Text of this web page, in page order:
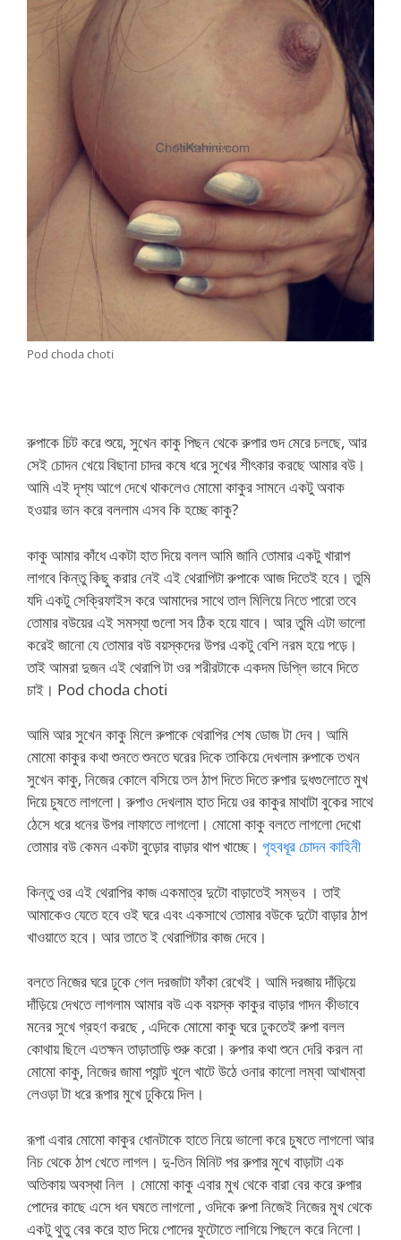
Pod choda choti
রুপাকে চিট করে শুয়ে, সুখেন কাকু পিছন থেকে রুপার গুদ মেরে চলছে, আর
সেই চোদন খেয়ে বিছানা চাদর কষে ধরে সুখের শীৎকার করছে আমার বউ।
আমি এই দৃশ্য আগে দেখে থাকলেও মোমো কাকুর সামনে একটু অবাক
হওয়ার ভান করে বললাম এসব কি হচ্ছে কাকু?
কাকু আমার কাঁধে একটা হাত দিয়ে বলল আমি জানি তোমার একটু খারাপ
লাগবে কিন্তু কিছু করার নেই এই থেরাপিটা রুপাকে আজ দিতেই হবে। তুমি
যদি একটু সেক্রিফাইস করে আমাদের সাথে তাল মিলিয়ে নিতে পারো তবে
তোমার বউয়ের এই সমস্যা গুলো সব ঠিক হয়ে যাবে। আর তুমি এটা ভালো
করেই জানো যে তোমার বউ বয়স্কদের উপর একটু বেশি নরম হয়ে পড়ে।
তাই আমরা দুজন এই থেরাপি টা ওর শরীরটাকে একদম ডিপ্লি ভাবে দিতে
চাই। Pod choda choti
আমি আর সুখেন কাকু মিলে রুপাকে থেরাপির শেষ ডোজ টা দেব। আমি
মোমো কাকুর কথা শুনতে শুনতে ঘরের দিকে তাকিয়ে দেখলাম রুপাকে তখন
সুখেন কাকু, নিজের কোলে বসিয়ে তল ঠাপ দিতে দিতে রুপার দুধগুলোতে মুখ
দিয়ে চুষতে লাগলো। রুপাও দেখলাম হাত দিয়ে ওর কাকুর মাথাটা বুকের সাথে
ঠেসে ধরে ধনের উপর লাফাতে লাগলো। মোমো কাকু বলতে লাগলো দেখো
তোমার বউ কেমন একটা বুড়োর বাড়ার থাপ খাচ্ছে। গৃহবধূর চোদন কাহিনী
কিন্তু ওর এই থেরাপির কাজ একমাত্র দুটো বাড়াতেই সম্ভব । তাই
আমাকেও যেতে হবে ওই ঘরে এবং একসাথে তোমার বউকে দুটো বাড়ার ঠাপ
খাওয়াতে হবে। আর তাতে ই থেরাপিটার কাজ দেবে।
বলতে নিজের ঘরে ঢুকে গেল দরজাটা ফাঁকা রেখেই। আমি দরজায় দাঁড়িয়ে
দাঁড়িয়ে দেখতে লাগলাম আমার বউ এক বয়স্ক কাকুর বাড়ার গাদন কীভাবে
মনের সুখে গ্রহণ করছে , এদিকে মোমো কাকু ঘরে ঢুকতেই রুপা বলল
কোথায় ছিলে এতক্ষন তাড়াতাড়ি শুরু করো। রুপার কথা শুনে দেরি করল না
মোমো কাকু, নিজের জামা প্যান্ট খুলে খাটে উঠে ওনার কালো লম্বা আখাম্বা
লেওড়া টা ধরে রূপার মুখে ঢুকিয়ে দিল।
রূপা এবার মোমো কাকুর ধোনটাকে হাতে নিয়ে ভালো করে চুষতে লাগলো আর
নিচ থেকে ঠাপ খেতে লাগল। দু-তিন মিনিট পর রুপার মুখে বাড়াটা এক
অতিকায় অবস্থা নিল । মোমো কাকু এবার মুখ থেকে বারা বের করে রুপার
পোদের কাছে এসে ধন ঘষতে লাগলো , ওদিকে রুপা নিজেই নিজের মুখ থেকে
একটু থুতু বের করে হাত দিয়ে পোদের ফুটোতে লাগিয়ে পিছলে করে নিলো।